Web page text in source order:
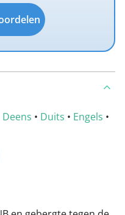
Deens • Duits • Engels •